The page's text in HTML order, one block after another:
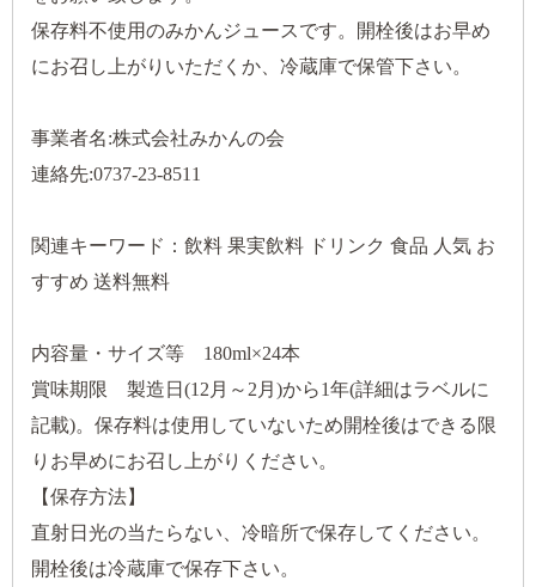
保存料不使用のみかんジュースです。開栓後はお早め
にお召し上がりいただくか、冷蔵庫で保管下さい。
事業者名:株式会社みかんの会
連絡先:0737-23-8511
関連キーワード：飲料 果実飲料 ドリンク 食品 人気 お
すすめ 送料無料
内容量・サイズ等 180ml×24本
賞味期限 製造日(12月～2月)から1年(詳細はラベルに
記載)。保存料は使用していないため開栓後はできる限
りお早めにお召し上がりください。
【保存方法】
直射日光の当たらない、冷暗所で保存してください。
開栓後は冷蔵庫で保存下さい。